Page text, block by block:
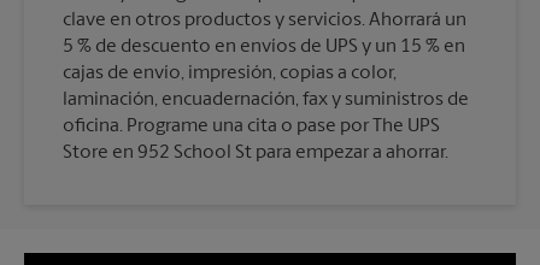
clave en otros productos y servicios. Ahorrará un
5 % de descuento en envíos de UPS y un 15 % en
cajas de envío, impresión, copias a color,
laminación, encuadernación, fax y suministros de
oficina. Programe una cita o pase por The UPS
Store en 952 School St para empezar a ahorrar.